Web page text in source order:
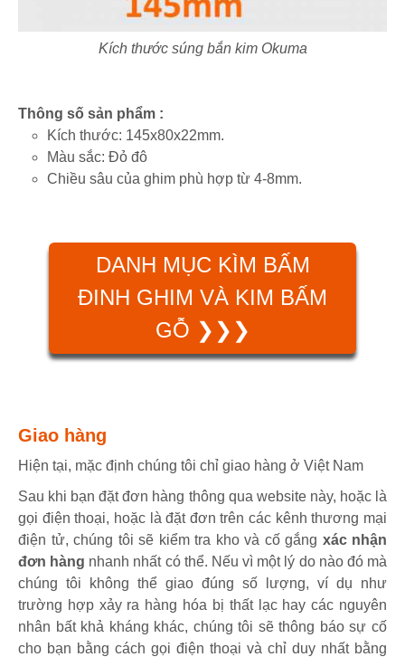
Kích thước súng bắn kim Okuma
Thông số sản phẩm :
Kích thước: 145x80x22mm.
Màu sắc: Đỏ đô
Chiều sâu của ghim phù hợp từ 4-8mm.
DANH MỤC KÌM BẤM
ĐINH GHIM VÀ KIM BẤM
GỖ ❯❯❯
Giao hàng
Hiện tại, mặc định chúng tôi chỉ giao hàng ở Việt Nam
Sau khi bạn đặt đơn hàng thông qua website này, hoặc là
gọi điện thoại, hoặc là đặt đơn trên các kênh thương mại
điện tử, chúng tôi sẽ kiểm tra kho và cố gắng xác nhận
đơn hàng nhanh nhất có thể. Nếu vì một lý do nào đó mà
chúng tôi không thể giao đúng số lượng, ví dụ như
trường hợp xảy ra hàng hóa bị thất lạc hay các nguyên
nhân bất khả kháng khác, chúng tôi sẽ thông báo sự cố
cho bạn bằng cách gọi điện thoại và chỉ duy nhất bằng